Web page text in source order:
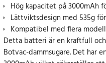
Hög kapacitet på 3000mAh
Lättviktsdesign med 535g
Kompatibel med flera
Detta batteri är en kraftfull
Botvac-dammsugare. Det har